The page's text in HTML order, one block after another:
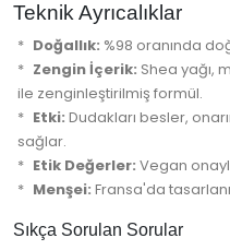
Teknik Ayrıcalıklar
Doğallık: %98 oranında
Zengin İçerik: Shea yağı,
ile zenginleştirilmiş formül.
Etki: Dudakları besler,
sağlar.
Etik Değerler: Vegan
Menşei: Fransa'da
Sıkça Sorulan Sorular